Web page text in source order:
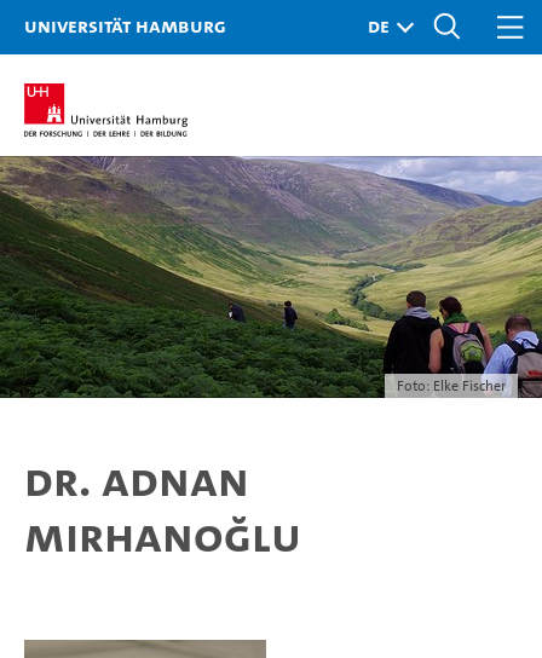
Universität Hamburg
Foto: Elke Fischer
Dr. Adnan
Mirhanoğlu